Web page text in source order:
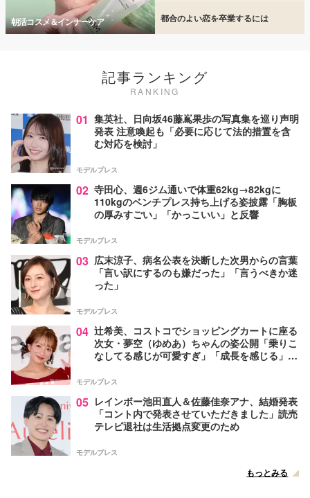
朝活コスメ＆インナーケア 都合のよい恋を卒業するには
記事ランキング
RANKING
01 集英社、日向坂46藤嶌果歩の写真集を巡り声明
発表 注意喚起も「必要に応じて法的措置を含
む対応を検討」
モデルプレス
02 寺田心、週6ジム通いで体重62kg→82kgに
110kgのベンチプレス持ち上げる姿披露「胸板
の厚みすごい」「かっこいい」と反響
モデルプレス
03 広末涼子、病名公表を決断した次男からの言葉
「言い訳にするのも嫌だった」「言うべきか迷
った」
モデルプレス
04 辻希美、コストコでショッピングカートに座る
次女・夢空（ゆめあ）ちゃんの姿公開「乗りこ
なしてる感じが可愛すぎ」「成長を感じる」の
モデルプレス
05 レインボー池田直人＆佐藤佳奈アナ、結婚発表
「コント内で発表させていただきました」読売
テレビ退社は生活拠点変更のため
モデルプレス
もっとみる